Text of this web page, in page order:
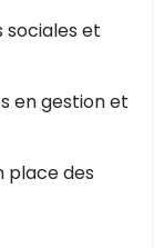
sociales et
en gestion et
place des